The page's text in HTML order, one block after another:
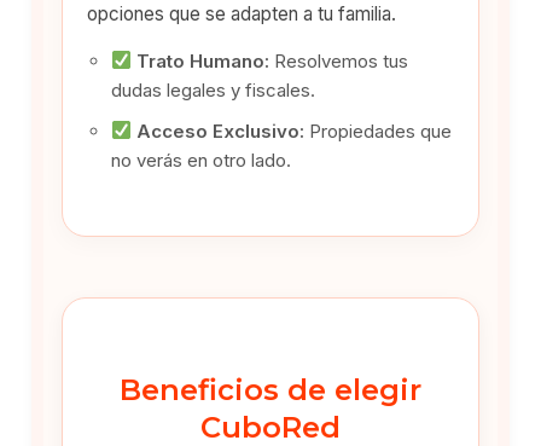
opciones que se adapten a tu familia.
Trato Humano: Resolvemos tus
dudas legales y fiscales.
Acceso Exclusivo: Propiedades que
no verás en otro lado.
Beneficios de elegir
CuboRed